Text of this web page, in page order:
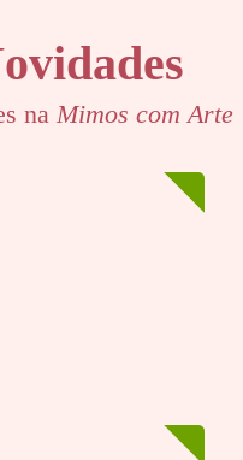
na Mimos com Arte